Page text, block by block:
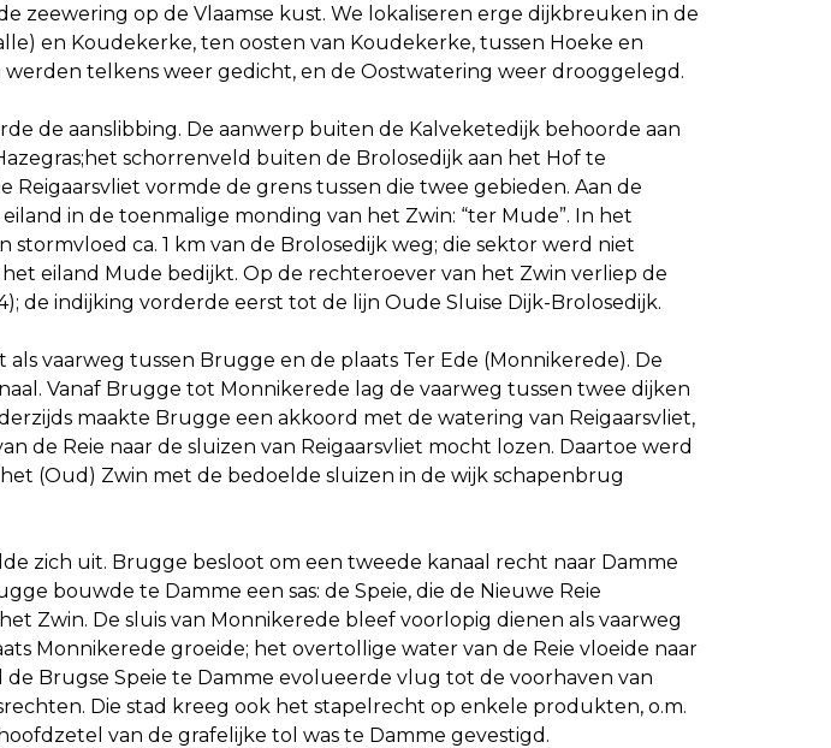
zeewering op de Vlaamse kust. We lokaliseren erge dijkbreuken in de
en Koudekerke, ten oosten van Koudekerke, tussen Hoeke en
werden telkens weer gedicht, en de Oostwatering weer drooggelegd.
de aanslibbing. De aanwerp buiten de Kalveketedijk behoorde aan
schorrenveld buiten de Brolosedijk aan het Hof te
Reigaarsvliet vormde de grens tussen die twee gebieden. Aan de
in de toenmalige monding van het Zwin: “ter Mude”. In het
stormvloed ca. 1 km van de Brolosedijk weg; die sektor werd niet
eiland Mude bedijkt. Op de rechteroever van het Zwin verliep de
de indijking vorderde eerst tot de lijn Oude Sluise Dijk-Brolosedijk.
vaarweg tussen Brugge en de plaats Ter Ede (Monnikerede). De
Vanaf Brugge tot Monnikerede lag de vaarweg tussen twee dijken
maakte Brugge een akkoord met de watering van Reigaarsvliet,
de Reie naar de sluizen van Reigaarsvliet mocht lozen. Daartoe werd
(Oud) Zwin met de bedoelde sluizen in de wijk schapenbrug
zich uit. Brugge besloot om een tweede kanaal recht naar Damme
bouwde te Damme een sas: de Speie, die de Nieuwe Reie
Zwin. De sluis van Monnikerede bleef voorlopig dienen als vaarweg
Monnikerede groeide; het overtollige water van de Reie vloeide naar
de Brugse Speie te Damme evolueerde vlug tot de voorhaven van
Die stad kreeg ook het stapelrecht op enkele produkten, o.m.
van de grafelijke tol was te Damme gevestigd.